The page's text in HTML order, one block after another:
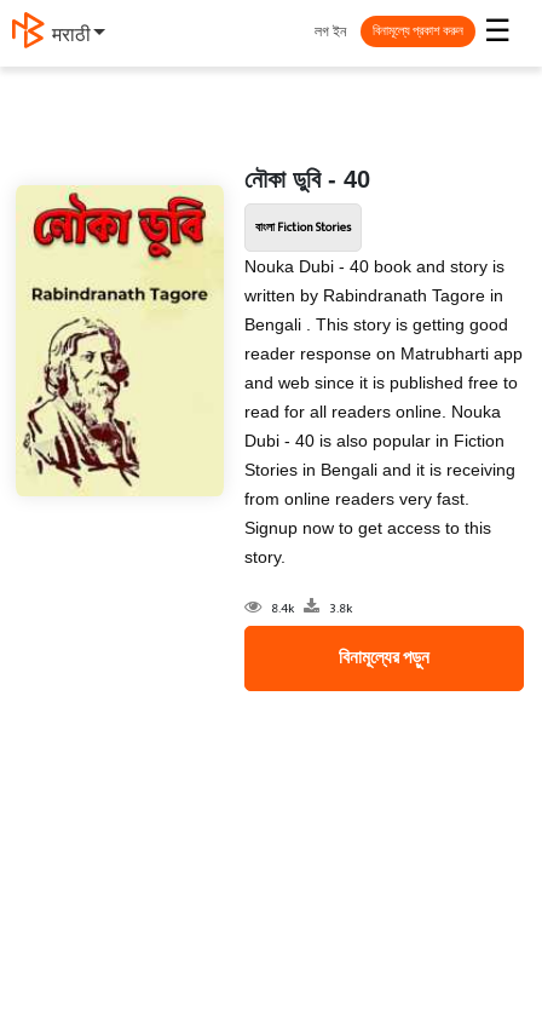
मराठी ☰
লগ ইন বিনামূল্যে প্রকাশ করুন
নৌকা ডুবি - 40
বাংলা Fiction Stories
Nouka Dubi - 40 book and story is
written by Rabindranath Tagore in
Bengali . This story is getting good
reader response on Matrubharti app
and web since it is published free to
read for all readers online. Nouka
Dubi - 40 is also popular in Fiction
Stories in Bengali and it is receiving
from online readers very fast.
Signup now to get access to this
story.
8.4k 3.8k
বিনামূল্যের পড়ুন